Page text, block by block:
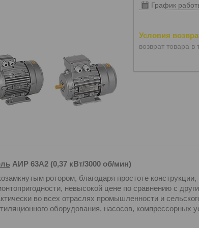
График
возврат товара
АИР 63А2 (0,37 кВт/3000 об/мин)
ротором, благодаря простоте конструкции,
невысокой цене по сравнению с
во всех отраслях промышленности и
оборудования, насосов, компрессорных